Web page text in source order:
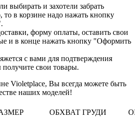
выбирать и захотели забрать
в корзине надо нажать кнопку
форму оплаты, оставить свои
и в конце нажать кнопку "Оформить
с вами для подтверждения
получите свои товары.
Violetplace, Вы всегда можете быть
наших моделей!
ОБХВАТ ГРУДИ